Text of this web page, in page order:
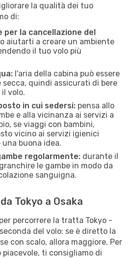
la qualità dei tuo
di:
per la cancellazione del
aiutarti a creare un ambiente
il tuo volo più
l'aria della cabina può essere
quindi assicurati di bere
volo.
in cui sedersi: pensa allo
e alla vicinanza ai servizi a
se viaggi con bambini,
vicino ai servizi igienici
buona idea.
regolarmente: durante il
le gambe in modo da
sanguigna.
Tokyo a Osaka
percorrere la tratta Tokyo -
del volo: se è diretto la
con scalo, allora maggiore. Per
ti consigliamo di